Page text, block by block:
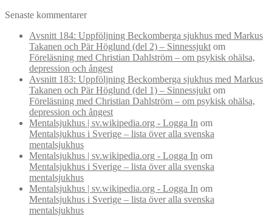
Senaste kommentarer
Avsnitt 184: Uppföljning Beckomberga sjukhus med Markus
Takanen och Pär Höglund (del 2) – Sinnessjukt om
Föreläsning med Christian Dahlström – om psykisk ohälsa,
depression och ångest
Avsnitt 183: Uppföljning Beckomberga sjukhus med Markus
Takanen och Pär Höglund (del 1) – Sinnessjukt om
Föreläsning med Christian Dahlström – om psykisk ohälsa,
depression och ångest
Mentalsjukhus | sv.wikipedia.org - Logga In om
Mentalsjukhus i Sverige – lista över alla svenska
mentalsjukhus
Mentalsjukhus | sv.wikipedia.org - Logga In om
Mentalsjukhus i Sverige – lista över alla svenska
mentalsjukhus
Mentalsjukhus | sv.wikipedia.org - Logga In om
Mentalsjukhus i Sverige – lista över alla svenska
mentalsjukhus